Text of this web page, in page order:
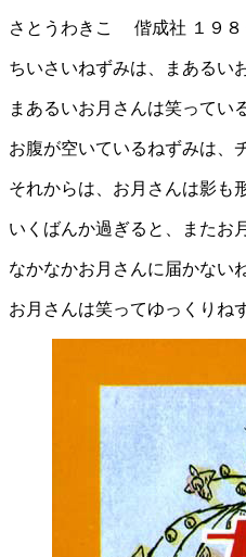
さとうわきこ 偕成社 １９８
ちいさいねずみは、まあるい
まあるいお月さんは笑ってい
お腹が空いているねずみは、
それからは、お月さんは影も
いくばんか過ぎると、またお
なかなかお月さんに届かない
お月さんは笑ってゆっくりね